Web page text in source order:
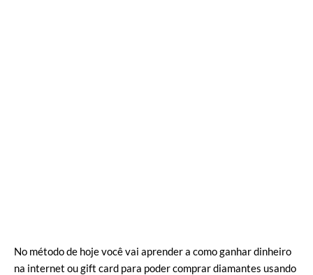
No método de hoje você vai aprender a como ganhar dinheiro
na internet ou gift card para poder comprar diamantes usando